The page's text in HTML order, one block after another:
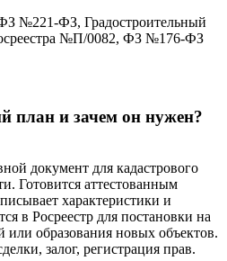
№221-ФЗ, Градостроительный
№П/0082, ФЗ №176-ФЗ
план и зачем он нужен?
документ для кадастрового
Готовится аттестованным
характеристики и
в Росреестр для постановки на
или образования новых объектов.
залог, регистрация прав.